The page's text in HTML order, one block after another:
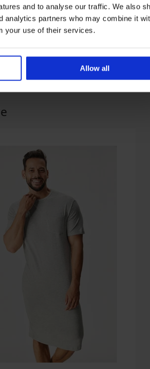
and to analyse our traffic. We also
analytics partners who may combine it
your use of their services.
Allow all
Pánske bavlnené pyžamo
32,99 €
Zľava -50%